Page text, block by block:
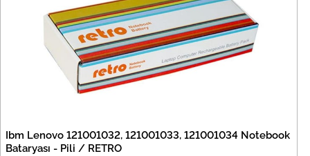
Ibm Lenovo 121001032, 121001033, 121001034 Notebook
Bataryası - Pili / RETRO